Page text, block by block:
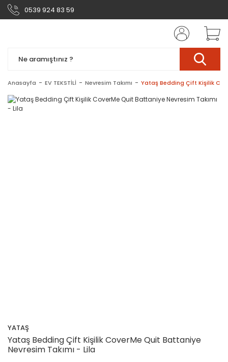
0539 924 83 59
Anasayfa EV TEKSTİLİ Nevresim Takımı Yataş Bedding Çift Kişilik
YATAŞ
Yataş Bedding Çift Kişilik CoverMe Quit Battaniye
Nevresim Takımı - Lila